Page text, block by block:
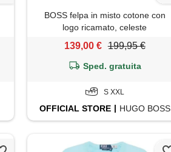
BOSS felpa in misto cotone con
logo ricamato, celeste
139,00 € 199,95 €
Sped. gratuita
S XXL
OFFICIAL STORE HUGO BOSS